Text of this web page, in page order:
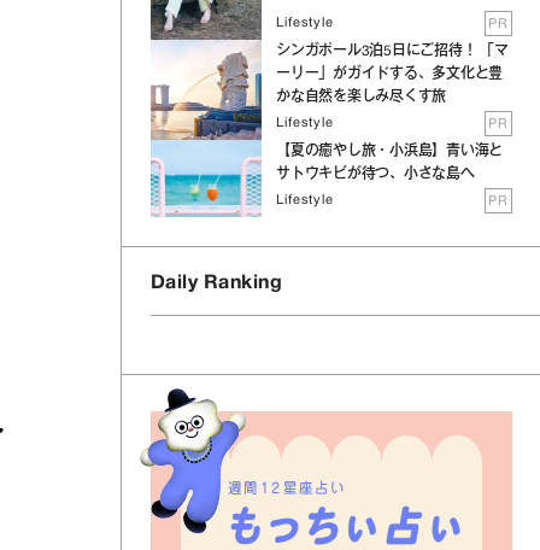
Lifestyle PR
シンガポール3泊5日にご招待！ 「マ
ーリー」がガイドする、多文化と豊
かな自然を楽しみ尽くす旅
Lifestyle PR
【夏の癒やし旅・小浜島】青い海と
サトウキビが待つ、小さな島へ
Lifestyle PR
Daily Ranking
週間12星座占い